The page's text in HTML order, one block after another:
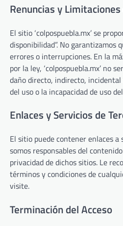
Renuncias y
El sitio ‘colpospuebla.mx’ se
disponibilidad”. No garantizamos
errores o interrupciones. En la
por la ley, ‘colpospuebla.mx’ no
daño directo, indirecto,
del uso o la incapacidad de uso
Enlaces y Servicios de
El sitio puede contener enlaces
somos responsables del
privacidad de dichos sitios. Le
términos y condiciones de
visite.
Terminación del Acceso